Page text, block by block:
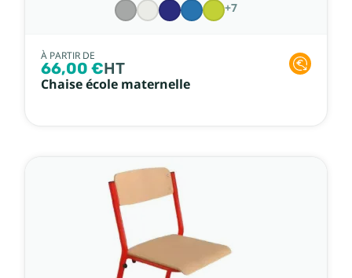
+7
À PARTIR DE
66,00 €HT
Chaise école maternelle